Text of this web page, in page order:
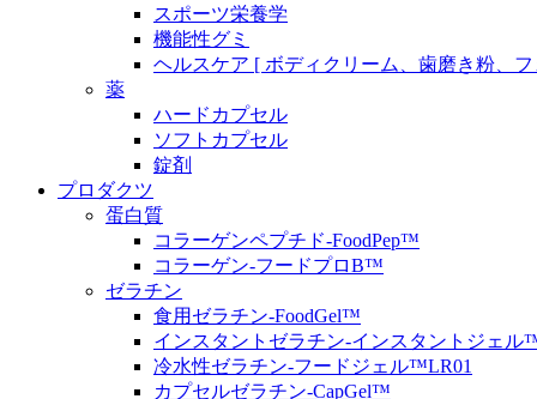
スポーツ栄養学
機能性グミ
ヘルスケア [ ボディクリーム、歯磨き粉、
薬
ハードカプセル
ソフトカプセル
錠剤
プロダクツ
蛋白質
コラーゲンペプチド-FoodPep™
コラーゲン-フードプロB™
ゼラチン
食用ゼラチン-FoodGel™
インスタントゼラチン-インスタントジェル
冷水性ゼラチン-フードジェル™LR01
カプセルゼラチン-CapGel™